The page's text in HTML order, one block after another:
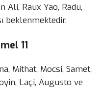
Ali, Raux Yao, Radu,
beklenmektedir.
11
Mithat, Mocsi, Samet,
Laçi, Augusto ve